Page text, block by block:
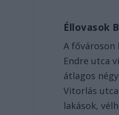
Éllovasok
A fővároson
Endre utca
átlagos
Vitorlás
lakások,